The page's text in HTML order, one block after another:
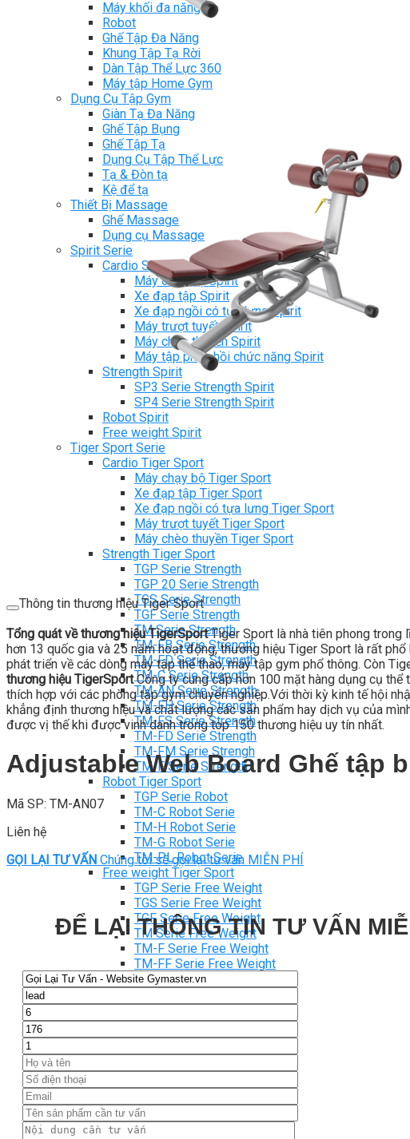
Máy khối đa năng
Robot
Ghế Tập Đa Năng
Khung Tập Tạ Rời
Dàn Tập Thể Lực 360
Máy tập Home Gym
Dụng Cụ Tập Gym
Giàn Tạ Đa Năng
Ghế Tập Bụng
Ghế Tập Tạ
Dụng Cụ Tập Thể Lực
Tạ & Đòn tạ
Kệ để tạ
Thiết Bị Massage
Ghế Massage
Dụng cụ Massage
Spirit Serie
Cardio Spirit
Máy chạy bộ Spirit
Xe đạp tập Spirit
Xe đạp ngồi có tựa lưng Spirit
Máy trượt tuyết Spirit
Máy chèo thuyền Spirit
Máy tập phục hồi chức năng Spirit
Strength Spirit
SP3 Serie Strength Spirit
SP4 Serie Strength Spirit
Robot Spirit
Free weight Spirit
Tiger Sport Serie
Cardio Tiger Sport
Máy chạy bộ Tiger Sport
Xe đạp tập Tiger Sport
Xe đạp ngồi có tựa lưng Tiger Sport
Máy trượt tuyết Tiger Sport
Máy chèo thuyền Tiger Sport
Strength Tiger Sport
TGP Serie Strength
TGP 20 Serie Strength
TGS Serie Strength
TGF Serie Strength
TM Serie Strength
TM-FB Serie Strength
TM-FD Serie Strength
TM-C Serie Strength
TM-AN Serie Strength
TM-FH Serie Strength
TM-FS Serie Strength
TM-FD Serie Strength
TM-FM Serie Strengh
TM-F Serie Strength
Robot Tiger Sport
TGP Serie Robot
TM-C Robot Serie
TM-H Robot Serie
TM-G Robot Serie
TM-PL Robot Serie
Free weight Tiger Sport
TGP Serie Free Weight
TGS Serie Free Weight
TGF Serie Free Weight
TM Serie Free Weight
TM-F Serie Free Weight
TM-FF Serie Free Weight
TM-AN Serie Free Weight
TM-360 Serie
Tạ và phụ kiện Tiger Sport
Thanh lý thiết bị phòng gym
Hàng trưng bày thanh lý
Hàng trưng bày thanh lý Gym
Hàng trưng bày thanh lý Cardio
Hàng Mới Giá Sốc
Phụ kiện gym thanh lý
Setup Phòng Gym
Thông tin thương hiệu Tiger Sport
Tổng quát về thương hiệu TigerSportTiger Sport là nhà tiên phong trong
hơn 13 quốc gia và 25 năm hoạt động, thương hiệu Tiger Sport là rất
phát triển về các dòng máy tập thể thao, máy tập gym phổ thông. Còn
thương hiệu TigerSportCông ty cung cấp hơn 100 mặt hàng dụng cụ
thích hợp với các phòng tập gym chuyên nghiệp.Với thời kỳ kinh tế hội
khẳng định thương hiệu và chất lượng các sản phẩm hay dịch vụ của
được vị thế khi được vinh danh trong top 150 thương hiệu uy tín nhất.
Adjustable Web Board Ghế tập
Mã SP: TM-AN07
Liên hệ
GỌI LẠI TƯ VẤN Chúng tôi sẽ gọi lại tư vấn MIỄN PHÍ
ĐỂ LẠI THÔNG TIN TƯ VẤN